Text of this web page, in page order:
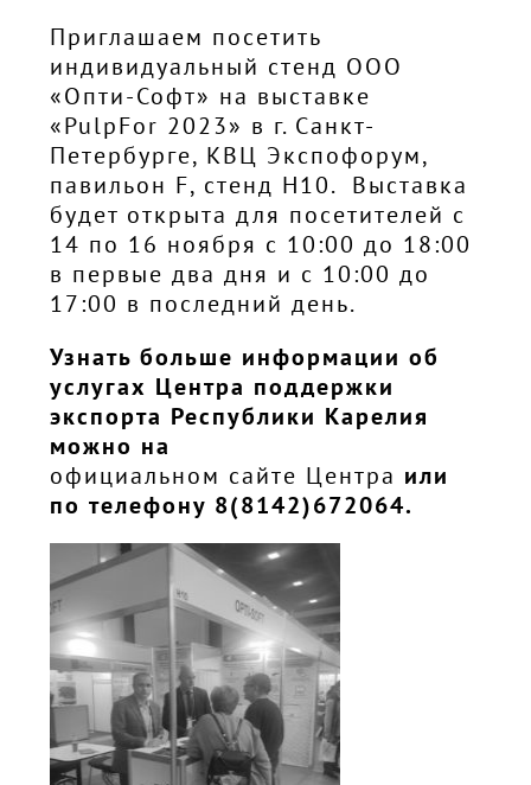
Приглашаем посетить
индивидуальный стенд ООО
«Опти-Софт» на выставке
«PulpFor 2023» в г. Санкт-
Петербурге, КВЦ Экспофорум,
павильон F, стенд Н10. Выставка
будет открыта для посетителей с
14 по 16 ноября с 10:00 до 18:00
в первые два дня и с 10:00 до
17:00 в последний день.
Узнать больше информации об
услугах Центра поддержки
экспорта Республики Карелия
можно на
официальном сайте Центра или
по телефону 8(8142)672064.